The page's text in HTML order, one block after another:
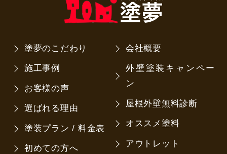
塗夢のこだわり
施工事例
お客様の声
選ばれる理由
塗装プラン / 料金表
初めての方へ
会社概要
外壁塗装キャンペー
ン
屋根外壁無料診断
オススメ塗料
アウトレット